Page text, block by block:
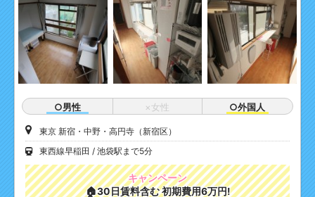
○男性 ×女性 ○外国人
東京 新宿・中野・高円寺（新宿区）
東西線早稲田
池袋駅まで5分
キャンペーン
🏠30日賃料含む 初期費用6万円!